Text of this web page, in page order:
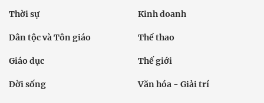
Thời sự Kinh doanh
Dân tộc và Tôn giáo Thể thao
Giáo dục Thế giới
Đời sống Văn hóa - Giải trí